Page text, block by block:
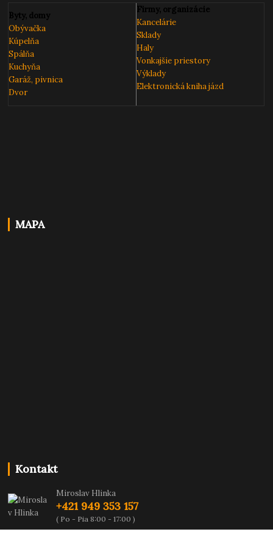
Byty, domy
Obývačka
Kúpelňa
Spálňa
Kuchyňa
Garáž, pivnica
Dvor
Firmy, organizácie
Kancelárie
Sklady
Haly
Vonkajšie priestory
Výklady
Elektronická knihajázd
MAPA
Kontakt
Miroslav Hlinka
+421 949 353 157
( Po - Pia 8:00 - 17:00 )